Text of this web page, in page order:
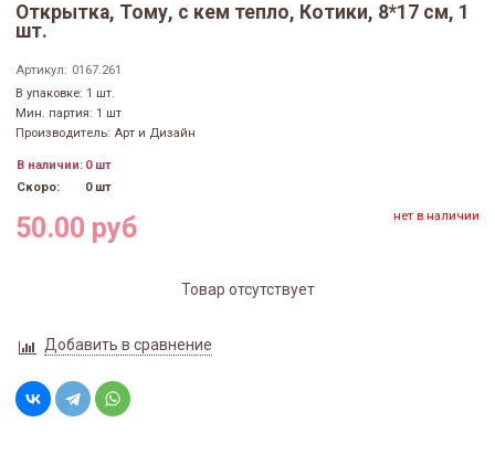
Открытка, Тому, с кем тепло, Котики, 8*17 см, 1
шт.
Артикул: 0167.261
В упаковке: 1 шт.
Мин. партия: 1 шт
Производитель: Арт и Дизайн
В наличии: 0 шт
Скоро:
0 шт
50.00 руб нет в наличии
Товар отсутствует
Добавить в сравнение